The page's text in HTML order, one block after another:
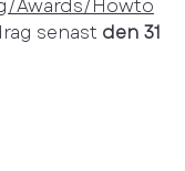
Awards/Howto
senast den 31